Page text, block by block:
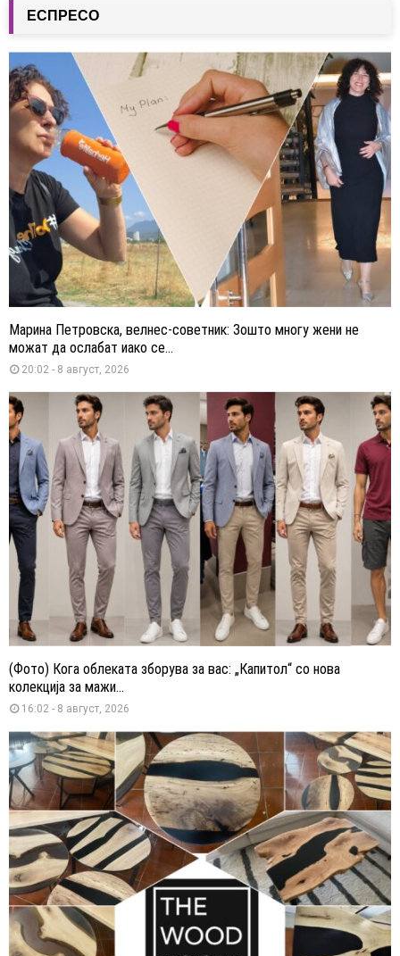
ЕСПРЕСО
Марина Петровска, велнес-советник: Зошто многу жени не
можат да ослабат иако се...
20:02 - 8 август, 2026
(Фото) Кога облеката зборува за вас: „Капитол“ со нова
колекција за мажи...
16:02 - 8 август, 2026